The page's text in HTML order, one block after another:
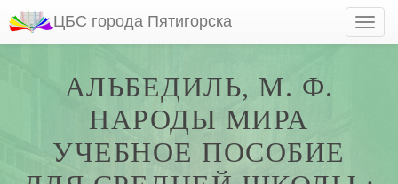
ЦБС города Пятигорска
АЛЬБЕДИЛЬ, М. Ф.
НАРОДЫ МИРА
УЧЕБНОЕ ПОСОБИЕ